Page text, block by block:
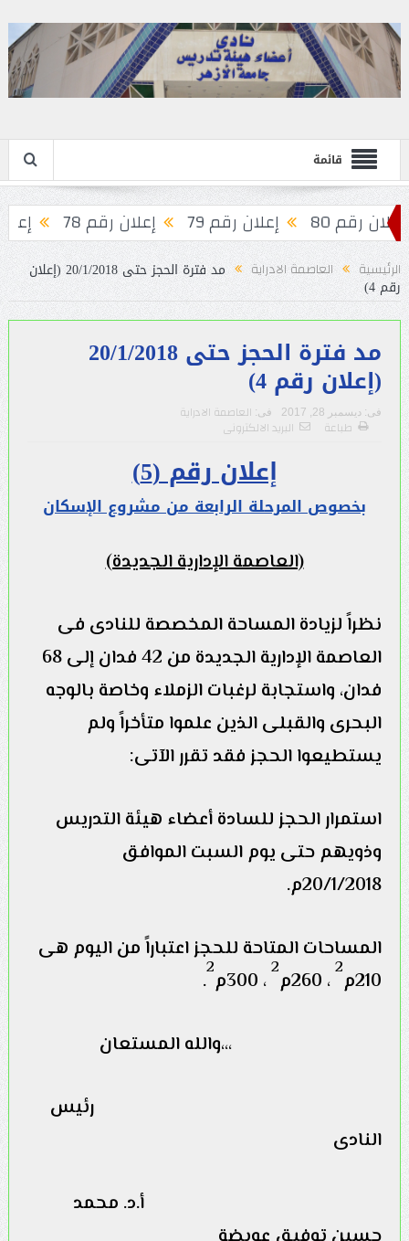
قائمة
رقم 80 إعلان رقم 79 إعلان رقم 78 إعلان
الرئيسية العاصمة الادراية مد فترة الحجز حتى 20/1/2018 (إعلان
رقم 4)
مد فترة الحجز حتى 20/1/2018
(إعلان رقم 4)
فى: ديسمبر 28, 2017 فى: العاصمة الادراية
طباعة البريد الالكترونى
إعلان رقم (5)
بخصوص المرحلة الرابعة من مشروع الإسكان
(العاصمة الإدارية الجديدة)
نظراً لزيادة المساحة المخصصة للنادى فى
العاصمة الإدارية الجديدة من 42 فدان إلى 68
فدان، واستجابة لرغبات الزملاء وخاصة بالوجه
البحرى والقبلى الذين علموا متأخراً ولم
يستطيعوا الحجز فقد تقرر الآتى:
استمرار الحجز للسادة أعضاء هيئة التدريس
وذويهم حتى يوم السبت الموافق
20/1/2018م.
المساحات المتاحة للحجز اعتباراً من اليوم هى
210م
2
، 260م
2
، 300م
2
.
،،،والله المستعان
رئيس
النادى
أ.د. محمد